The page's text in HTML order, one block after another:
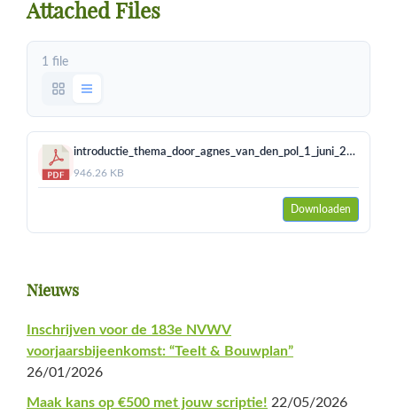
Attached Files
1 file
introductie_thema_door_agnes_van_den_pol_1_juni_2016.pdf
946.26 KB
Downloaden
Primaire
Sidebar
Nieuws
Inschrijven voor de 183e NVWV
voorjaarsbijeenkomst: “Teelt & Bouwplan”
26/01/2026
Maak kans op €500 met jouw scriptie! 22/05/2026